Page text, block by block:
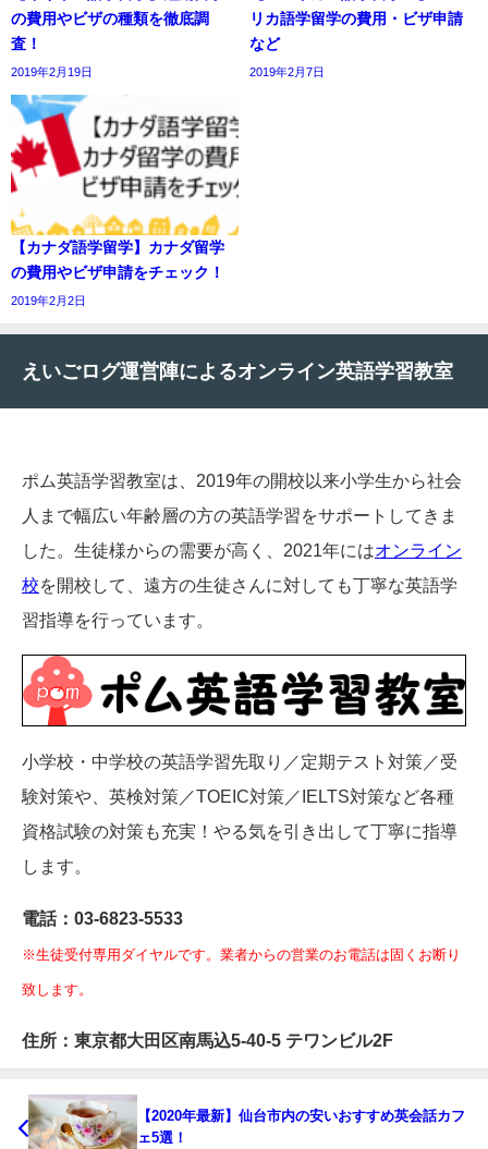
の費用やビザの種類を徹底調
査！
2019年2月19日
リカ語学留学の費用・ビザ申請
など
2019年2月7日
【カナダ語学留学】カナダ留学
の費用やビザ申請をチェック！
2019年2月2日
えいごログ運営陣によるオンライン英語学習教室
ポム英語学習教室は、2019年の開校以来小学生から社会
人まで幅広い年齢層の方の英語学習をサポートしてきま
した。生徒様からの需要が高く、2021年にはオンライン
校を開校して、遠方の生徒さんに対しても丁寧な英語学
習指導を行っています。
小学校・中学校の英語学習先取り／定期テスト対策／受
験対策や、英検対策／TOEIC対策／IELTS対策など各種
資格試験の対策も充実！やる気を引き出して丁寧に指導
します。
電話：03-6823-5533
※生徒受付専用ダイヤルです。業者からの営業のお電話は固くお断り
致します。
住所：東京都大田区南馬込5-40-5 テワンビル2F
【2020年最新】仙台市内の安いおすすめ英会話カフ
ェ5選！